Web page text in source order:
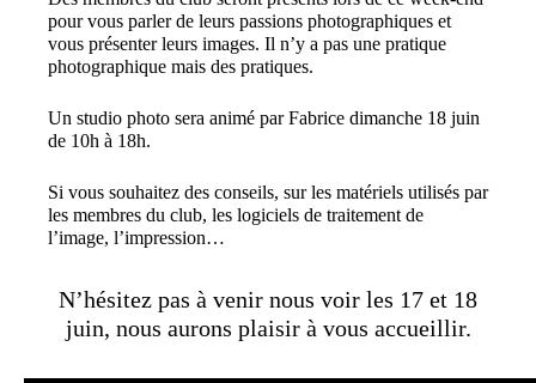
pour vous parler de leurs passions photographiques et
vous présenter leurs images. Il n’y a pas une pratique
photographique mais des pratiques.
Un studio photo sera animé par Fabrice dimanche 18 juin
de 10h à 18h.
Si vous souhaitez des conseils, sur les matériels utilisés par
les membres du club, les logiciels de traitement de
l’image, l’impression…
N’hésitez pas à venir nous voir les 17 et 18
juin, nous aurons plaisir à vous accueillir.